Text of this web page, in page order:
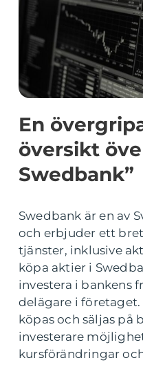
En
översikt
Swedbank”
Swedbank är en av
och erbjuder ett
tjänster, inklusive
köpa aktier i
investera i bankens
delägare i
köpas och säljas på
investerare
kursförändringar